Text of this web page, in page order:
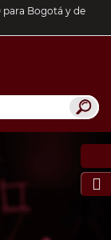
para Bogotá y de
